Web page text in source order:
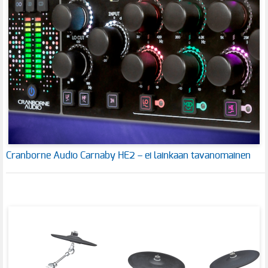
Cranborne Audio Carnaby HE2 – ei lainkaan tavanomainen